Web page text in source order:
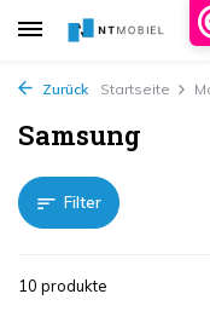
Zurück Startseite
Samsung
Filter
10 produkte